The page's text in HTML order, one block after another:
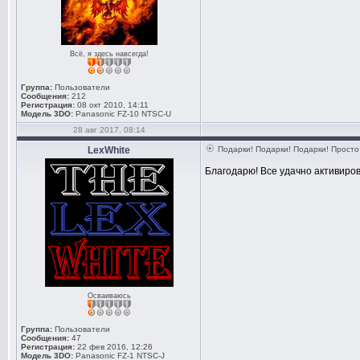
Всё, я здесь навсегда!
Группа: Пользователи
Сообщения: 212
Регистрация: 08 окт 2010, 14:11
Модель 3DO: Panasonic FZ-10 NTSC-U
28 авг 2017, 08:14
LexWhite
Осваиваюсь
Группа: Пользователи
Сообщения: 47
Регистрация: 22 фев 2016, 12:26
Модель 3DO: Panasonic FZ-1 NTSC-J
Подарки! Подарки! Подарки! Просто
Благодарю! Все удачно